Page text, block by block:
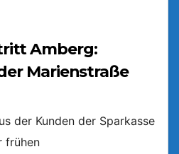
Amberg:
Marienstraße
der Kunden der Sparkasse
frühen